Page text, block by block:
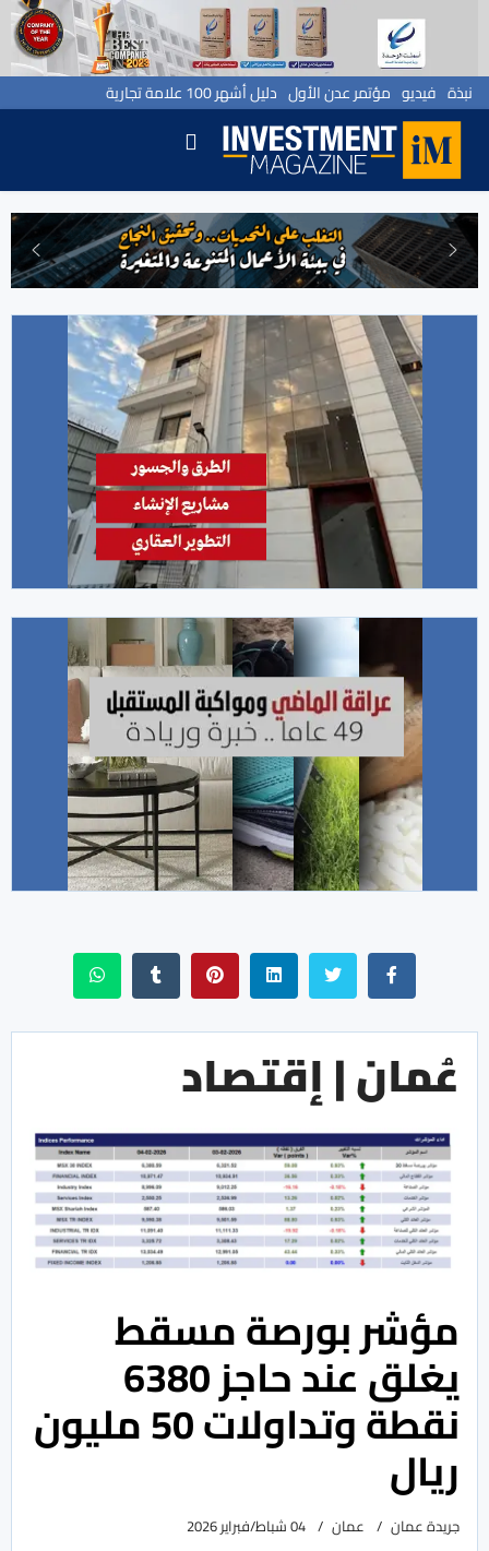
نبذة فيديو مؤتمر عدن الأول دليل أشهر 100 علامة تجارية
عُمان | إقتصاد
مؤشر بورصة مسقط
يغلق عند حاجز 6380
نقطة وتداولات 50 مليون
ريال
جريدة عمان عمان 04 شباط/فبراير 2026